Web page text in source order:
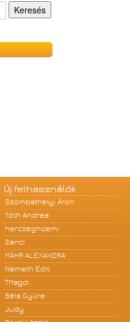
Új felhasználók
Szombathelyi Áron
Tóth Andrea
herczegnoemi
Sanci
MÁHR ALEXANDRA
Németh Edit
TMagdi
Béla Gyüre
Judy